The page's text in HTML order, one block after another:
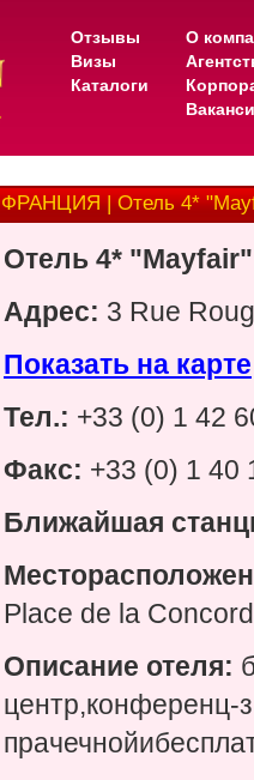
Отзывы
Визы
Каталоги
О
ФРАНЦИЯ | Отель 4*
Отель 4* "Mayfair"
Адрес: 3 Rue
Показать на карте
Тел.: +33 (0) 1 42
Факс: +33 (0) 1 40
Ближайшая
Place de la
Описание отеля:
центр,конференц-